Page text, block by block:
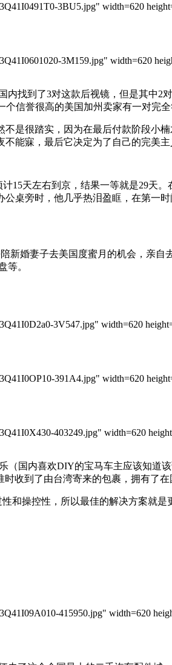
3BU5.jpg" width=620
3M159.jpg" width=620
找到了3对这款后视镜，但是其中2
信誉很高的美国加州卖家有一对完
是很踏实，因为在最后付款阶段小
能寐，最后它决定为了自己的完美主
15天左右到京，结果一等就是29天
桌旁时，他几乎热泪盈眶，在第一
新婚妻子去美国度蜜月的机会，亲
等。
3V547.jpg" width=620
391A4.jpg" width=620
403249.jpg" width=620
（国内喜欢DIY的宝马车主应该知道
收到了由台湾寄来的包裹，拥有了在
和操控性，所以最佳的解决方案就
415950.jpg" width=620